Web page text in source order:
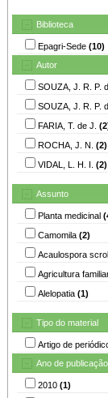
Biblioteca
Epagri-Sede (10)
Autor
SOUZA, J. R. P.
SOUZA, J. R. P.
FARIA, T. de J.
ROCHA, J. N. (2)
VIDAL, L. H. I. (2)
Assunto
Planta medicinal
Camomila (2)
Acaulospora
Agricultura
Alelopatia (1)
Tipo do material
Artigo de
Ano de publicação
2010 (1)